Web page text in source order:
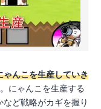
ゃんこを生産していき
にゃんこを生産する
ど戦略がカギを握り